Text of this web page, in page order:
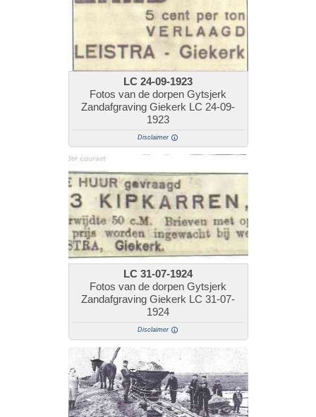
LC 24-09-1923
Fotos van de dorpen Gytsjerk
Zandafgraving Giekerk LC 24-09-
1923
Disclaimer
LC 31-07-1924
Fotos van de dorpen Gytsjerk
Zandafgraving Giekerk LC 31-07-
1924
Disclaimer